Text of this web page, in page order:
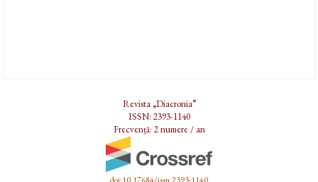
Revista „Diacronia”
ISSN: 2393-1140
Frecvență: 2 numere / an